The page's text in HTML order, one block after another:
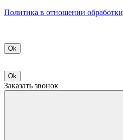
Политикa в отношении
Ok
Ok
Заказать звонок